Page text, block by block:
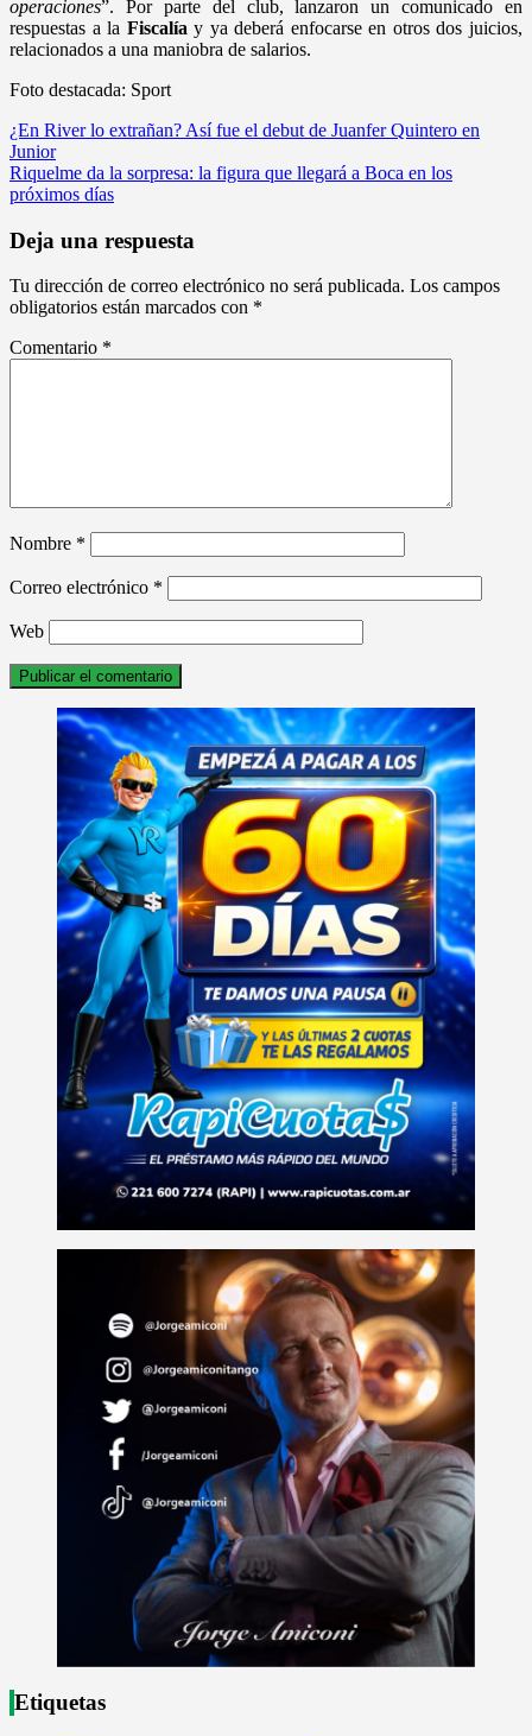
operaciones”. Por parte del club, lanzaron un comunicado en
respuestas a la Fiscalía y ya deberá enfocarse en otros dos juicios,
relacionados a una maniobra de salarios.
Foto destacada: Sport
Navegación
de
entradas
¿En River lo extrañan? Así fue el debut de Juanfer Quintero en
Junior
Riquelme da la sorpresa: la figura que llegará a Boca en los
próximos días
Deja una respuesta
Tu dirección de correo electrónico no será publicada. Los campos
obligatorios están marcados con *
Comentario *
Nombre *
Correo electrónico *
Web
Etiquetas